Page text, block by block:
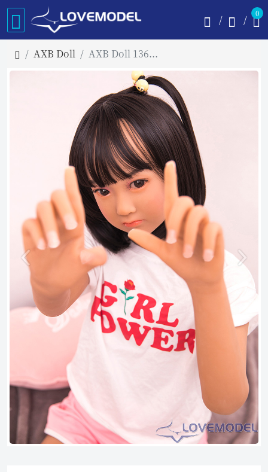
0
AXB Doll AXB Doll 136cm バスト平 #15 TPE製ラブドール